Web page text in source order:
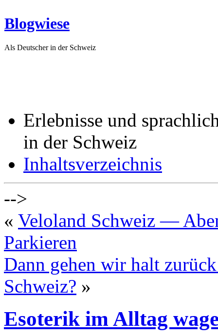
Blogwiese
Als Deutscher in der Schweiz
Erlebnisse und
in der Schweiz
Inhaltsverzeichnis
-->
« Veloland Schweiz —
Parkieren
Dann gehen wir halt
Schweiz? »
Esoterik im Alltag